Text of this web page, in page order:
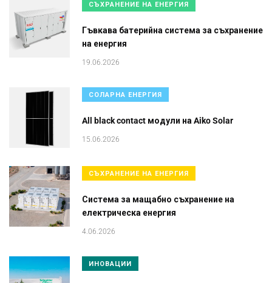
СЪХРАНЕНИЕ НА ЕНЕРГИЯ
Гъвкава батерийна система за съхранение
на енергия
19.06.2026
СОЛАРНА ЕНЕРГИЯ
All black contact модули на Aiko Solar
15.06.2026
СЪХРАНЕНИЕ НА ЕНЕРГИЯ
Система за мащабно съхранение на
електрическа енергия
4.06.2026
ИНОВАЦИИ